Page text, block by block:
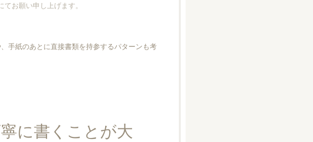
お願い申し上げます。
手紙のあとに直接書類を持参するパターンも考
に書くことが大